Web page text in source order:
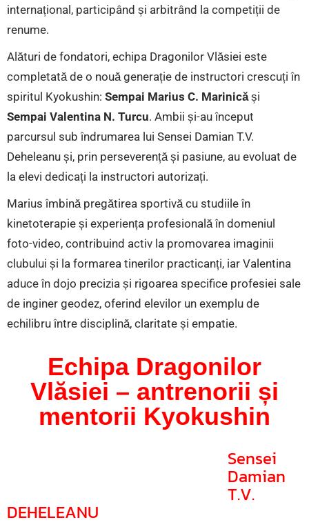
internațional, participând și arbitrând la competiții de
renume.
Alături de fondatori, echipa Dragonilor Vlăsiei este
completată de o nouă generație de instructori crescuți în
spiritul Kyokushin: Sempai Marius C. Marinicăși
Sempai Valentina N. Turcu. Ambii și-au început
parcursul sub îndrumarea lui Sensei Damian T.V.
Deheleanu și, prin perseverență și pasiune, au evoluat de
la elevi dedicați la instructori autorizați.
Marius îmbină pregătirea sportivă cu studiile în
kinetoterapie și experiența profesională în domeniul
foto-video, contribuind activ la promovarea imaginii
clubului și la formarea tinerilor practicanți, iar Valentina
aduce în dojo precizia și rigoarea specifice profesiei sale
de inginer geodez, oferind elevilor un exemplu de
echilibru între disciplină, claritate și empatie.
Echipa Dragonilor
Vlăsiei – antrenorii și
mentorii Kyokushin
Sensei
Damian
T.V.
DEHELEANU